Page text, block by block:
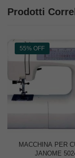
Prodotti
55% OFF
MACCHINA PER
JANOME